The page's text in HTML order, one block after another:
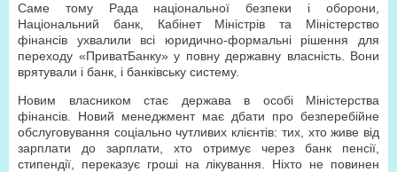
Саме тому Рада національної безпеки і оборони,
Національний банк, Кабінет Міністрів та Міністерство
фінансів ухвалили всі юридично-формальні рішення для
переходу «ПриватБанку» у повну державну власність. Вони
врятували і банк, і банківську систему.
Новим власником стає держава в особі Міністерства
фінансів. Новий менеджмент має дбати про безперебійне
обслуговування соціально чутливих клієнтів: тих, хто живе від
зарплати до зарплати, хто отримує через банк пенсії,
стипендії, переказує гроші на лікування. Ніхто не повинен